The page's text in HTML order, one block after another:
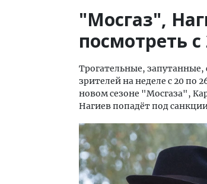
"Мосгаз",
посмотреть
Трогательные,
зрителей на неделе с 20 по
новом сезоне "Мосгаза",
Нагиев попадёт под